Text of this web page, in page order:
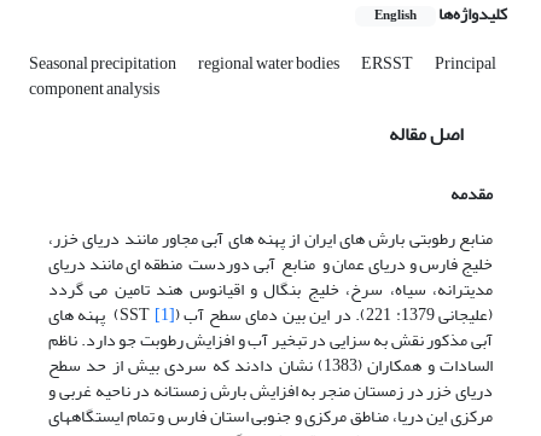
کلیدواژه‌ها English
Seasonal precipitation regional water bodies ERSST Principal
component analysis
اصل مقاله
مقدمه
منابع رطوبتی بارش های ایران از پهنه های آبی مجاور مانند دریای خزر،
خلیج فارس و دریای عمان و منابع آبی دوردست منطقه ای مانند دریای
مدیترانه، سیاه، سرخ، خلیج بنگال و اقیانوس هند تامین می گردد
(علیجانی 1379: 221). در این بین دمای سطح آب (SST [1]
) پهنه های
آبی مذکور نقش به سزایی در تبخیر آب و افزایش رطوبت جو دارد. ناظم
السادات و همکاران (1383) نشان دادند که سردی بیش از حد سطح
دریای خزر در زمستان منجر به افزایش بارش زمستانه در ناحیه غربی و
مرکزی این دریا، مناطق مرکزی و جنوبی استان فارس و تمام ایستگاههای